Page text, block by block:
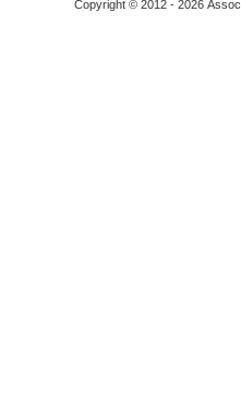
Copyright © 2012 - 2026